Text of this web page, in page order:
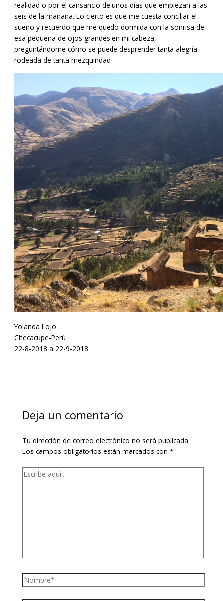
realidad o por el cansancio de unos días que empiezan a las
seis de la mañana. Lo cierto es que me cuesta conciliar el
sueño y recuerdo que me quedo dormida con la sonrisa de
esa pequeña de ojos grandes en mi cabeza,
preguntándome cómo se puede desprender tanta alegría
rodeada de tanta mezquindad.
Yolanda Lojo
Checacupe-Perú
22-8-2018 a 22-9-2018
Deja un comentario
Tu dirección de correo electrónico no será publicada.
Los campos obligatorios están marcados con *